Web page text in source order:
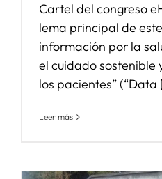
Cartel del congreso
lema principal de
información por la
el cuidado sostenible
los pacientes” (“Data
Leer más